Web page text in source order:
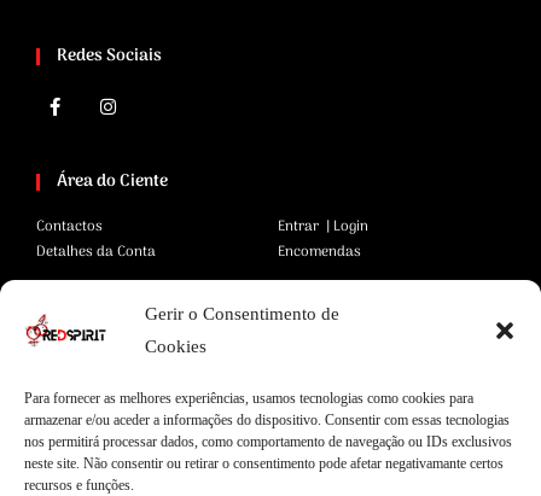
Gerir o Consentimento de
Cookies
Para fornecer as melhores experiências, usamos tecnologias como cookies para
armazenar e/ou aceder a informações do dispositivo. Consentir com essas tecnologias
nos permitirá processar dados, como comportamento de navegação ou IDs exclusivos
neste site. Não consentir ou retirar o consentimento pode afetar negativamante certos
recursos e funções.
Redes Sociais
Área do Ciente
Contactos
Detalhes da Conta
Entrar | Login
Encomendas
Área Legal
Termos e Condições
Privacidade
Cookies
Pagamentos Seguros
Envios Seguros
Livro de Reclamações